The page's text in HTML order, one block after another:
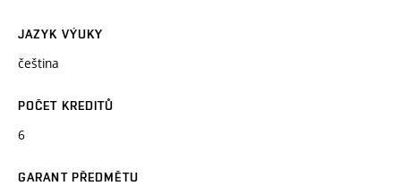
JAZYK VÝUKY
čeština
POČET KREDITŮ
6
GARANT PŘEDMĚTU